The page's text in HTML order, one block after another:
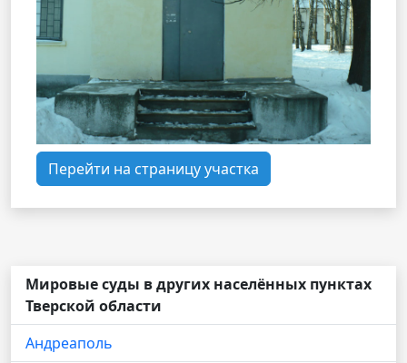
Перейти на страницу участка
Мировые суды в других населённых пунктах
Тверской области
Андреаполь